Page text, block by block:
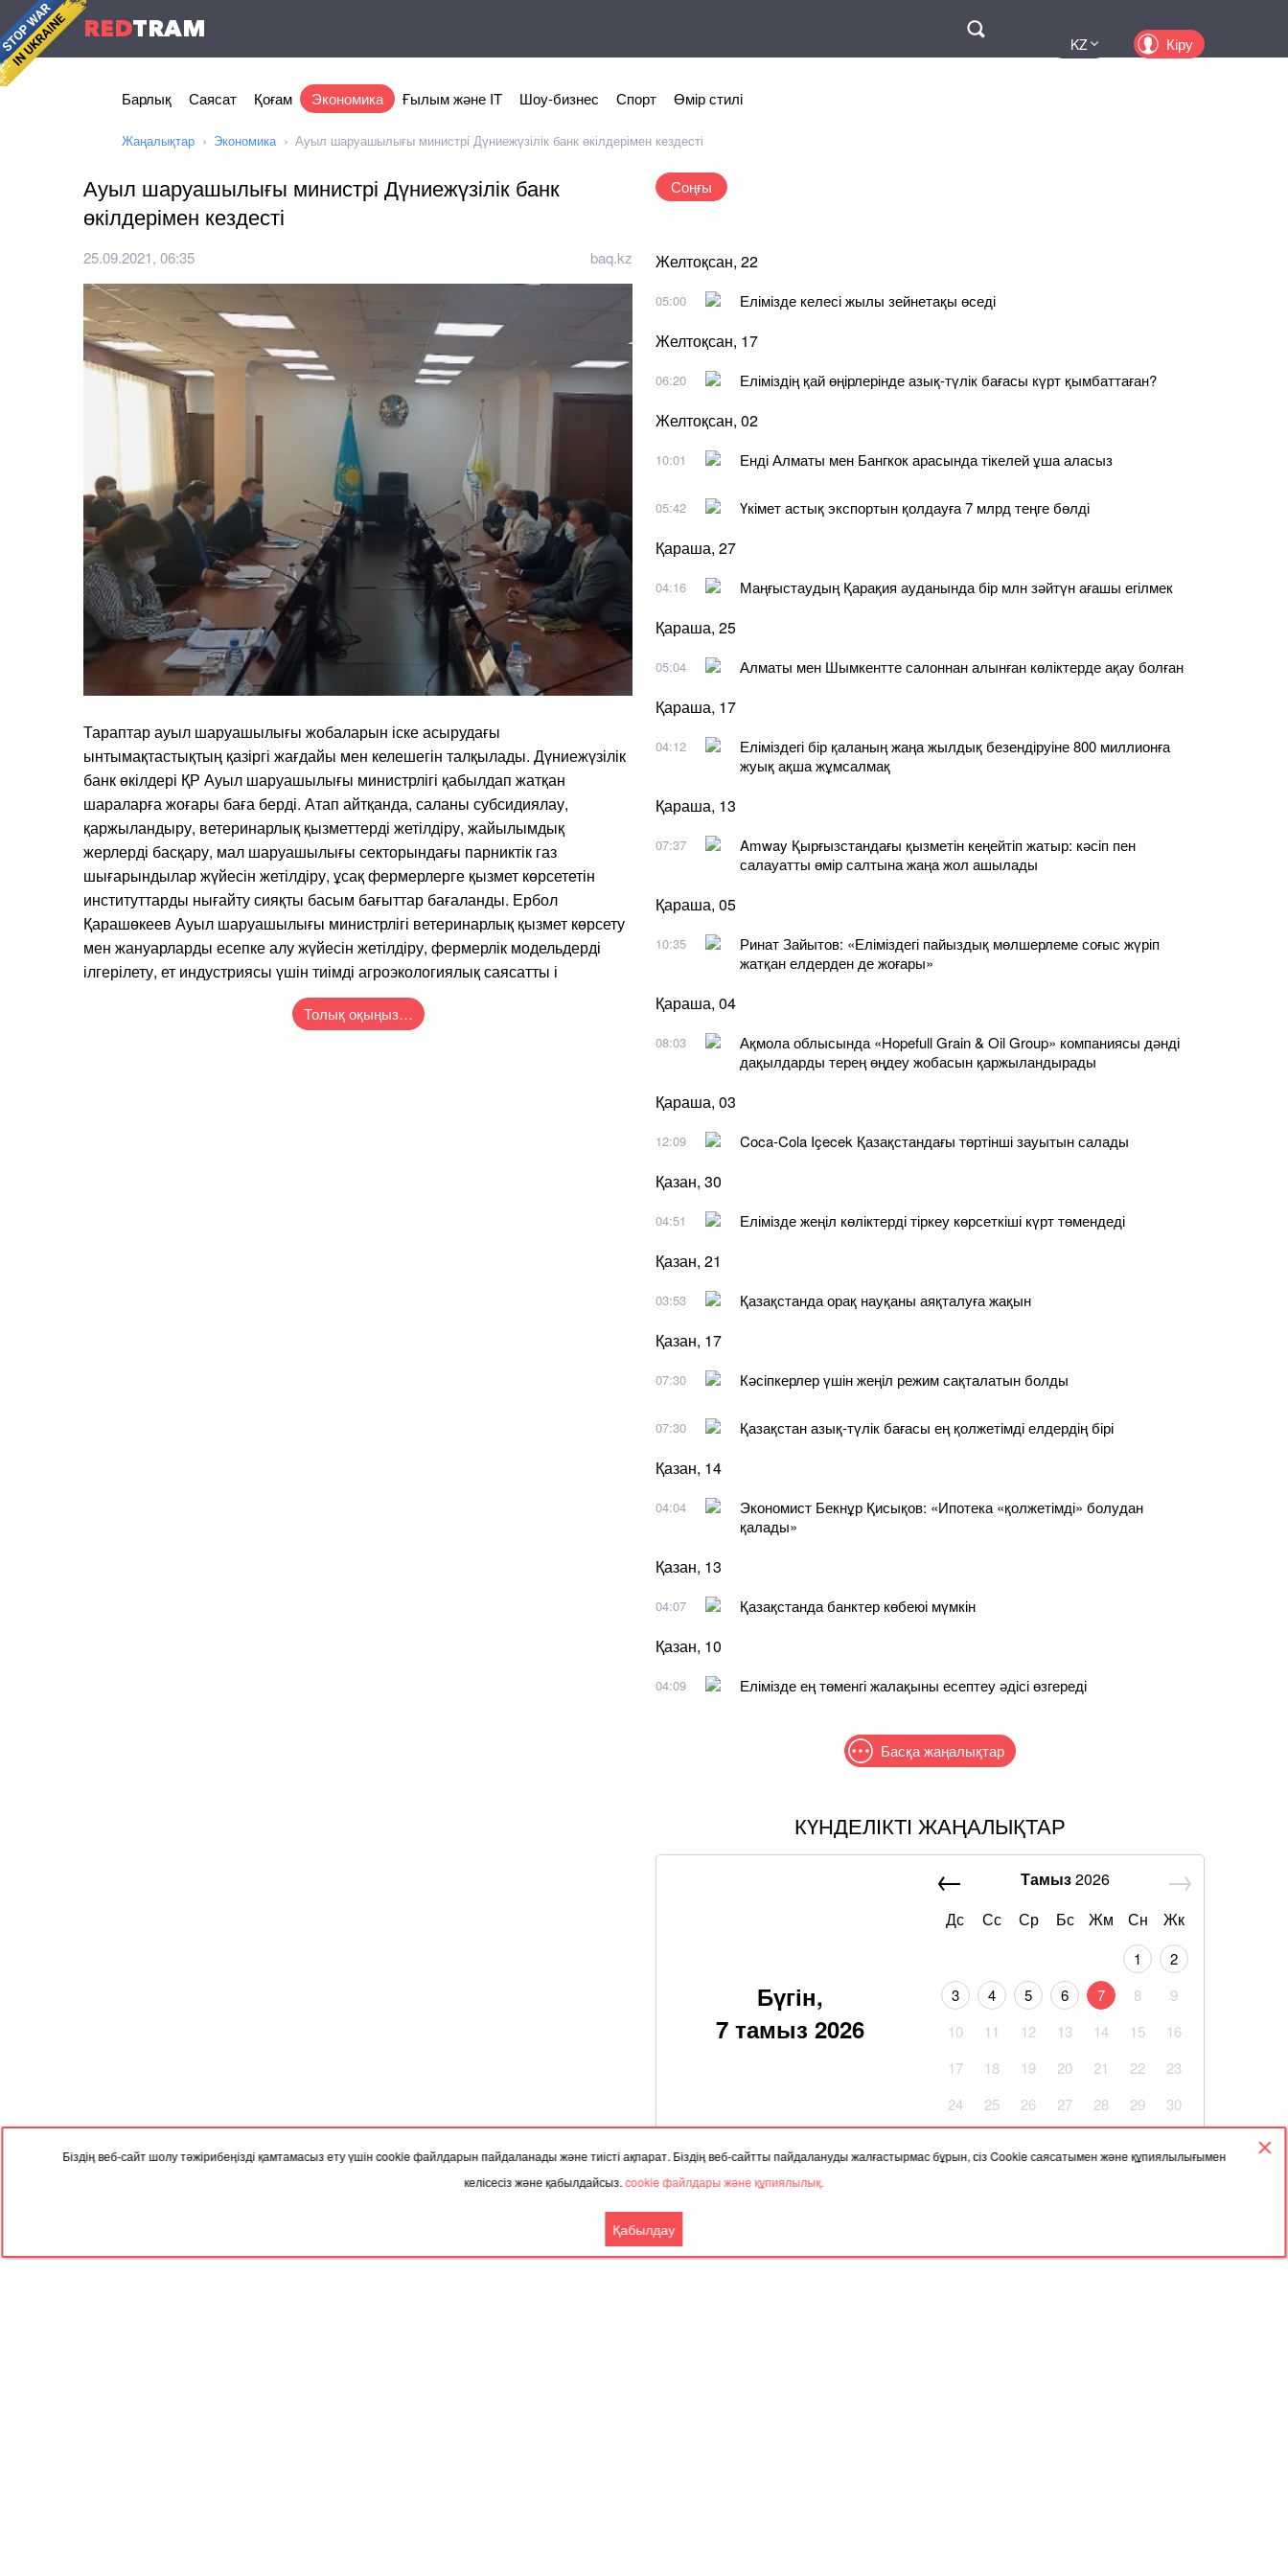
Біздің веб-сайт шолу тәжірибеңізді қамтамасыз ету үшін cookie файлдарын пайдаланады және тиісті ақпарат. Біздің веб-сайтты пайдалануды жалғастырмас бұрын, сіз Cookie саясатымен және құпиялылығымен
келісесіз және қабылдайсыз.cookie файлдары және құпиялылық.
Қабылдау
REDTRAM
KZ Кіру
Барлық Саясат Қоғам Экономика Ғылым және IT Шоу-бизнес Спорт Өмір стилі
Жаңалықтар Экономика Ауыл шаруашылығы министрі Дүниежүзілік банк өкілдерімен кездесті
Ауыл шаруашылығы министрі Дүниежүзілік банк
өкілдерімен кездесті
25.09.2021, 06:35 baq.kz
Тараптар ауыл шаруашылығы жобаларын іске асырудағы
ынтымақтастықтың қазіргі жағдайы мен келешегін талқылады. Дүниежүзілік
банк өкілдері ҚР Ауыл шаруашылығы министрлігі қабылдап жатқан
шараларға жоғары баға берді. Атап айтқанда, саланы субсидиялау,
қаржыландыру, ветеринарлық қызметтерді жетілдіру, жайылымдық
жерлерді басқару, мал шаруашылығы секторындағы парниктік газ
шығарындылар жүйесін жетілдіру, ұсақ фермерлерге қызмет көрсететін
институттарды нығайту сияқты басым бағыттар бағаланды. Ербол
Қарашөкеев Ауыл шаруашылығы министрлігі ветеринарлық қызмет көрсету
мен жануарларды есепке алу жүйесін жетілдіру, фермерлік модельдерді
ілгерілету, ет индустриясы үшін тиімді агроэкологиялық саясатты і
Толық оқыңыз…
Соңғы
Желтоқсан, 22
05:00 Елімізде келесі жылы зейнетақы өседі
Желтоқсан, 17
06:20 Еліміздің қай өңірлерінде азық-түлік бағасы күрт қымбаттаған?
Желтоқсан, 02
10:01 Енді Алматы мен Бангкок арасында тікелей ұша аласыз
05:42 Үкімет астық экспортын қолдауға 7 млрд теңге бөлді
Қараша, 27
04:16 Маңғыстаудың Қарақия ауданында бір млн зәйтүн ағашы егілмек
Қараша, 25
05:04 Алматы мен Шымкентте салоннан алынған көліктерде ақау болған
Қараша, 17
04:12
Еліміздегі бір қаланың жаңа жылдық безендіруіне 800 миллионға
жуық ақша жұмсалмақ
Қараша, 13
07:37
Amway Қырғызстандағы қызметін кеңейтіп жатыр: кәсіп пен
салауатты өмір салтына жаңа жол ашылады
Қараша, 05
10:35
Ринат Зайытов: «Еліміздегі пайыздық мөлшерлеме соғыс жүріп
жатқан елдерден де жоғары»
Қараша, 04
08:03
Ақмола облысында «Hopefull Grain & Oil Group» компаниясы дәнді
дақылдарды терең өңдеу жобасын қаржыландырады
Қараша, 03
12:09 Coca-Cola Içecek Қазақстандағы төртінші зауытын салады
Қазан, 30
04:51 Елімізде жеңіл көліктерді тіркеу көрсеткіші күрт төмендеді
Қазан, 21
03:53 Қазақстанда орақ науқаны аяқталуға жақын
Қазан, 17
07:30 Кәсіпкерлер үшін жеңіл режим сақталатын болды
07:30 Қазақстан азық-түлік бағасы ең қолжетімді елдердің бірі
Қазан, 14
04:04
Экономист Бекнұр Қисықов: «Ипотека «қолжетімді» болудан
қалады»
Қазан, 13
04:07 Қазақстанда банктер көбеюі мүмкін
Қазан, 10
04:09 Елімізде ең төменгі жалақыны есептеу әдісі өзгереді
Басқа жаңалықтар
КҮНДЕЛІКТІ ЖАҢАЛЫҚТАР
Бүгін,
7 тамыз 2026
Тамыз2026
Дс
Сс Ср Бс Жм Сн Жк
1
2
3
4 5 6 7 8
9
10
11 12 13 14 15
16
17
18 19 20 21 22
23
24
25 26 27 28 29
30
ТАҚЫРЫП БОЙЫНША ЖАҢАЛЫҚТАР